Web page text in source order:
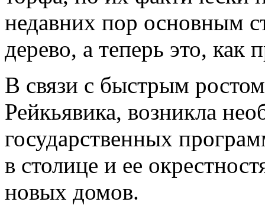
недавних пор основным
дерево, а теперь это, как
В связи с быстрым
Рейкьявика, возникла
государственных
в столице и ее
новых домов.